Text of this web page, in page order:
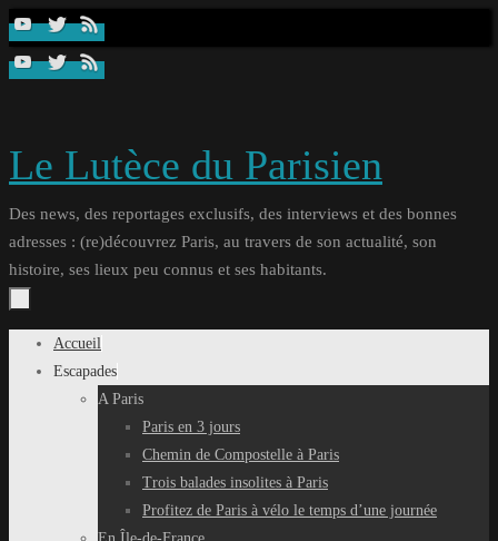
Passer
contenu
Le Lutèce du Parisien
Des news, des reportages exclusifs, des interviews et des bonnes
adresses : (re)découvrez Paris, au travers de son actualité, son
histoire, ses lieux peu connus et ses habitants.
Passer
Accueil
Escapades
A Paris
Paris en 3 jours
Chemin de Compostelle à Paris
Trois balades insolites à Paris
Profitez de Paris à vélo le temps d’une journée